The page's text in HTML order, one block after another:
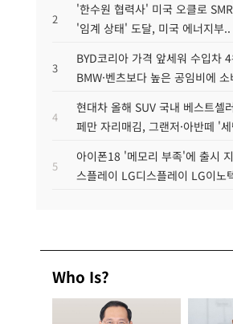
2
'한수원 협력사' 미국 오클로
'임계 상태' 도달, 미국 에너지부..
3
BYD코리아 가격 앞세워 수입차
BMW·벤츠보다 높은 공임비에
4
현대차 올해 SUV 국내 베스트셀
페만 자리매김, 그랜저·아반떼 '
5
아이폰18 '메모리 부족'에 출시
스플레이 LG디스플레이 LG이노
Who Is?